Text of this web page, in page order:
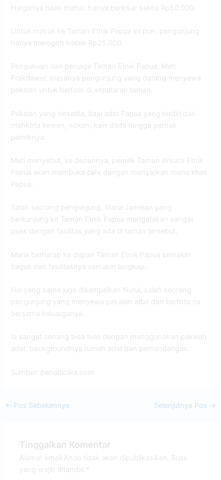
Harganya tidak mahal, hanya berkisar sekira Rp50.000.
Untuk masuk ke Taman Etnik Papua ini pun, pengunjung
hanya merogoh kocek Rp25.000.
Pengakuan dari penjaga Taman Etnik Papua, Meti
Frakdawer, biasanya pengunjung yang datang menyewa
pakaian untuk berfoto di seputaran taman.
Pakaian yang tersedia, baju adat Papua yang terdiri dari
mahkota kewen, noken, kain dada hingga pernak
perniknya.
Meti menyebut, ke depannya, pemilik Taman Wisata Etnik
Papua akan membuka cafe dengan menyajikan menu khas
Papua.
Salah seorang pengunjung, Maria Jamlean yang
berkunjung ke Taman Etnik Papua mengatakan sangat
puas dengan fasilitas yang ada di taman tersebut.
Maria berharap ke depan Taman Etnik Papua semakin
bagus dan fasilitasnya semakin lengkap.
Hal yang sama juga disampaikan Nurul, salah seorang
pengunjung yang menyewa pakaian adat dan berfoto ria
bersama keluarganya.
Ia sangat senang bisa foto dengan menggunakan pakaian
adat, backgroundnya rumah adat dan pemandangan.
Sumber: penabicara.com
← Pos Sebelumnya Selanjutnya Pos →
Tinggalkan Komentar
Alamat email Anda tidak akan dipublikasikan.
Ruas
yang wajib ditandai
*